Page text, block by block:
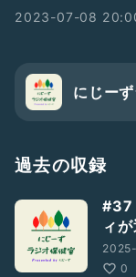
LGBTQの支援をし
★番組で今後取り
る」からお願いしま
★にじーずHPはこ
https://24zzz-
#LGBT #LGBTQ
#LGBTさんと繋が
#セクマイさんと繋
2023-07-08
にじー
過去の収録
#37
ィ
0